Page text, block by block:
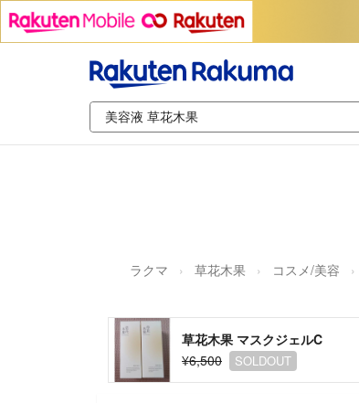
ラクマ 草花木果 コスメ/美容
草花木果 マスクジェルC
¥6,500
SOLDOUT